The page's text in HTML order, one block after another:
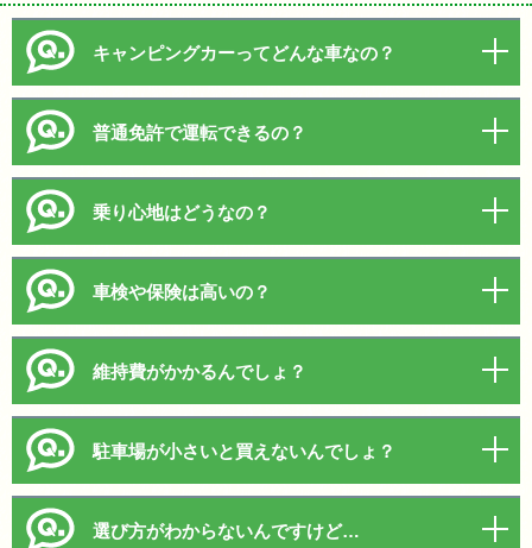
キャンピングカーってどんな車なの？
普通免許で運転できるの？
乗り心地はどうなの？
車検や保険は高いの？
維持費がかかるんでしょ？
駐車場が小さいと買えないんでしょ？
選び方がわからないんですけど…